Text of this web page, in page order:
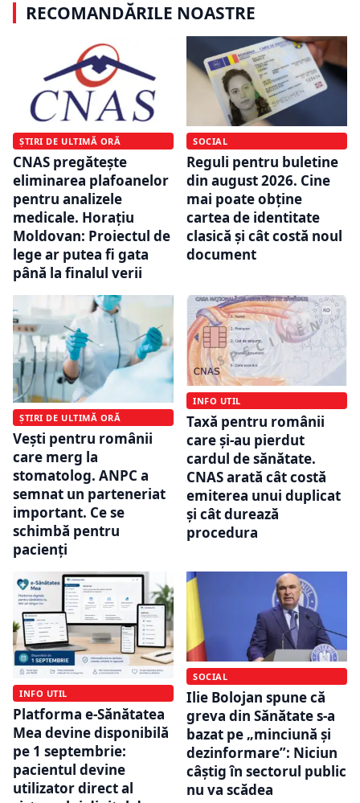
RECOMANDĂRILE NOASTRE
ȘTIRI DE ULTIMĂ ORĂ
CNAS pregătește
eliminarea plafoanelor
pentru analizele
medicale. Horațiu
Moldovan: Proiectul de
lege ar putea fi gata
până la finalul verii
SOCIAL
Reguli pentru buletine
din august 2026. Cine
mai poate obține
cartea de identitate
clasică și cât costă noul
document
ȘTIRI DE ULTIMĂ ORĂ
Vești pentru românii
care merg la
stomatolog. ANPC a
semnat un parteneriat
important. Ce se
schimbă pentru
pacienți
INFO UTIL
Taxă pentru românii
care și-au pierdut
cardul de sănătate.
CNAS arată cât costă
emiterea unui duplicat
și cât durează
procedura
INFO UTIL
Platforma e-Sănătatea
Mea devine disponibilă
pe 1 septembrie:
pacientul devine
utilizator direct al
SOCIAL
Ilie Bolojan spune că
greva din Sănătate s-a
bazat pe „minciună și
dezinformare”: Niciun
câștig în sectorul public
nu va scădea